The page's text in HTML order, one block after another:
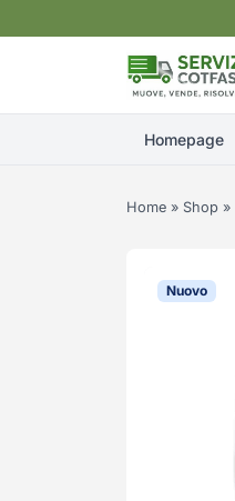
Homepage
Home » Shop »
Nuovo